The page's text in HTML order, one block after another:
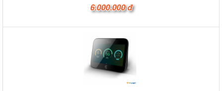
6.000.000 đ